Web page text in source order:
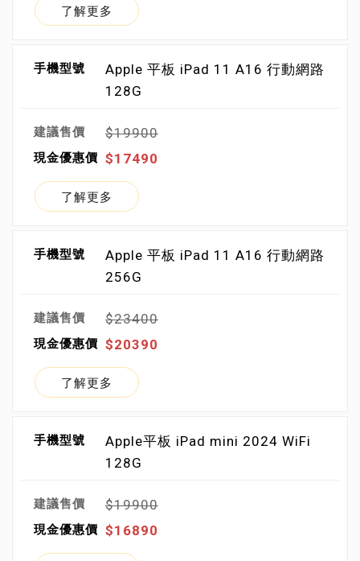
了解更多
Apple 平板 iPad 11 A16 行動網路
128G
$19900
$17490
了解更多
Apple 平板 iPad 11 A16 行動網路
256G
$23400
$20390
了解更多
Apple平板 iPad mini 2024 WiFi
128G
$19900
$16890